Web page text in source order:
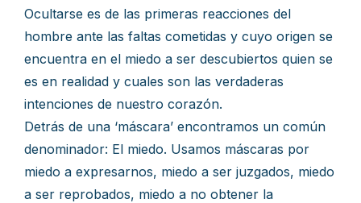
Ocultarse es de las primeras reacciones del
hombre ante las faltas cometidas y cuyo origen se
encuentra en el miedo a ser descubiertos quien se
es en realidad y cuales son las verdaderas
intenciones de nuestro corazón.
Detrás de una ‘máscara’ encontramos un común
denominador: El miedo. Usamos máscaras por
miedo a expresarnos, miedo a ser juzgados, miedo
a ser reprobados, miedo a no obtener la